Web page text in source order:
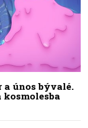
a únos bývalé.